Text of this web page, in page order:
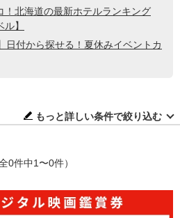
！北海道の最新ホテルランキング
ル】
日付から探せる！夏休みイベントカ
もっと詳しい条件で絞り込む
全0件中1〜0件）